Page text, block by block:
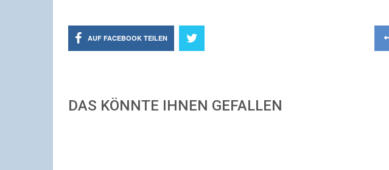
AUF FACEBOOK TEILEN
DAS KÖNNTE IHNEN GEFALLEN